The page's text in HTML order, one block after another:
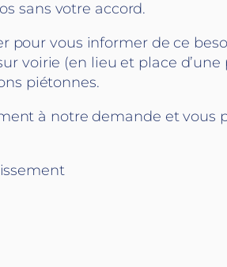
sans votre accord.
pour vous informer de ce
voirie (en lieu et place
piétonnes.
à notre demande et vous